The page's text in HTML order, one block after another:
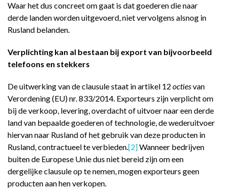
Waar het dus concreet om gaat is dat goederen die naar
derde landen worden uitgevoerd, niet vervolgens alsnog in
Rusland belanden.
Verplichting kan al bestaan bij export van bijvoorbeeld
telefoons en stekkers
De uitwerking van de clausule staat in artikel 12 octiesvan
Verordening (EU) nr. 833/2014. Exporteurs zijn verplicht om
bij de verkoop, levering, overdacht of uitvoer naar een derde
land van bepaalde goederen of technologie, de wederuitvoer
hiervan naar Rusland of het gebruik van deze producten in
Rusland, contractueel te verbieden.[2]Wanneer bedrijven
buiten de Europese Unie dus niet bereid zijn om een
dergelijke clausule op te nemen, mogen exporteurs geen
producten aan hen verkopen.